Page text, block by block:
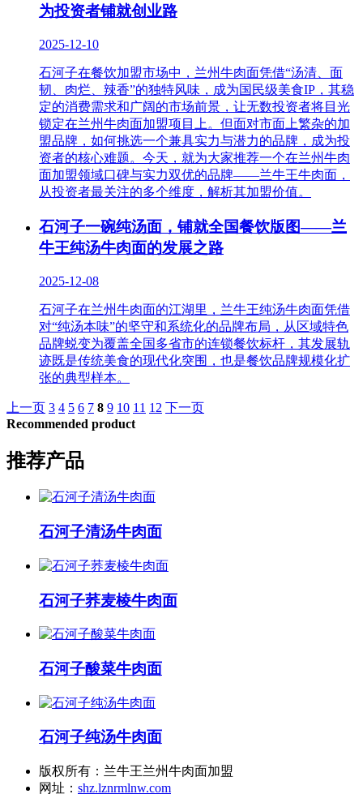
为投资者铺就创业路
2025-12-10
石河子在餐饮加盟市场中，兰州牛肉面凭借“汤清、面
韧、肉烂、辣香”的独特风味，成为国民级美食IP，其稳
定的消费需求和广阔的市场前景，让无数投资者将目光
锁定在兰州牛肉面加盟项目上。但面对市面上繁杂的加
盟品牌，如何挑选一个兼具实力与潜力的品牌，成为投
资者的核心难题。今天，就为大家推荐一个在兰州牛肉
面加盟领域口碑与实力双优的品牌——兰牛王牛肉面，
从投资者最关注的多个维度，解析其加盟价值。
石河子一碗纯汤面，铺就全国餐饮版图——兰
牛王纯汤牛肉面的发展之路
2025-12-08
石河子在兰州牛肉面的江湖里，兰牛王纯汤牛肉面凭借
对“纯汤本味”的坚守和系统化的品牌布局，从区域特色
品牌蜕变为覆盖全国多省市的连锁餐饮标杆，其发展轨
迹既是传统美食的现代化突围，也是餐饮品牌规模化扩
张的典型样本。
上一页 3 4 5 6 7 8 9 10 11 12 下一页
Recommended product
推荐产品
石河子清汤牛肉面
石河子荞麦棱牛肉面
石河子酸菜牛肉面
石河子纯汤牛肉面
版权所有：兰牛王兰州牛肉面加盟
网址： shz.lznrmlnw.com